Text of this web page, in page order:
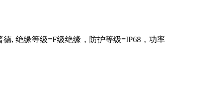
, 绝缘等级=F级绝缘，防护等级=IP68，功率